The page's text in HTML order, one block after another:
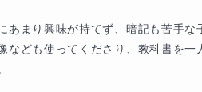
料読解といった高難度問題への
緻な分析に基づくカリキュラ
てきた中で培った“ 頻出テーマ
名（うち文系17名）
名（うち文系6名）
名
名
あまり興味が持てず、暗記も苦手
なども使ってくださり、教科書を